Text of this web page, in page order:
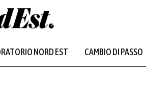
NORD EST CAMBIO DI PASSO